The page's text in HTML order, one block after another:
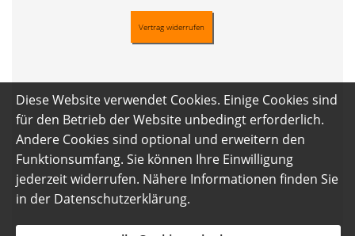
Vertrag widerrufen
Diese Website verwendet Cookies. Einige Cookies sind
für den Betrieb der Website unbedingt erforderlich.
Andere Cookies sind optional und erweitern den
Funktionsumfang. Sie können Ihre Einwilligung
jederzeit widerrufen. Nähere Informationen finden Sie
in der Datenschutzerklärung.